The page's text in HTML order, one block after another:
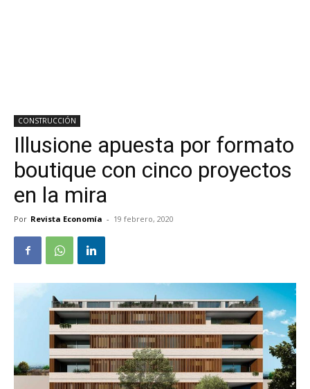
CONSTRUCCIÓN
Illusione apuesta por formato
boutique con cinco proyectos
en la mira
Por Revista Economía - 19 febrero, 2020